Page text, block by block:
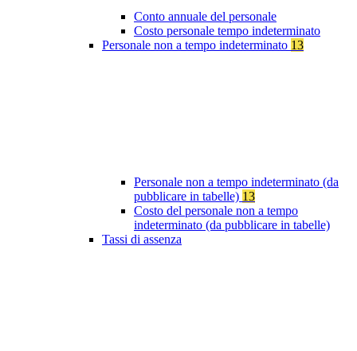
Conto annuale del personale
Costo personale tempo indeterminato
Personale non a tempo indeterminato 13
Personale non a tempo indeterminato (da
pubblicare in tabelle) 13
Costo del personale non a tempo
indeterminato (da pubblicare in tabelle)
Tassi di assenza